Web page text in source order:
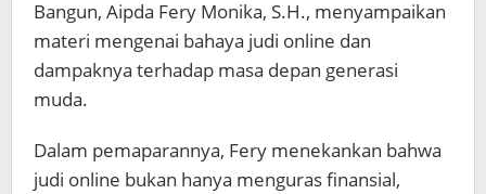
Bangun, Aipda Fery Monika, S.H., menyampaikan
materi mengenai bahaya judi online dan
dampaknya terhadap masa depan generasi
muda.
Dalam pemaparannya, Fery menekankan bahwa
judi online bukan hanya menguras finansial,